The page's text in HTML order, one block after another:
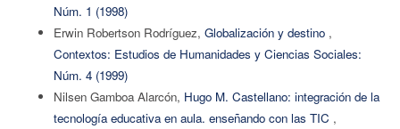
Núm. 1 (1998)
Erwin Robertson Rodríguez, Globalización y destino ,
Contextos: Estudios de Humanidades y Ciencias Sociales:
Núm. 4 (1999)
Nilsen Gamboa Alarcón, Hugo M. Castellano: integración de la
tecnología educativa en aula. enseñando con las TIC ,